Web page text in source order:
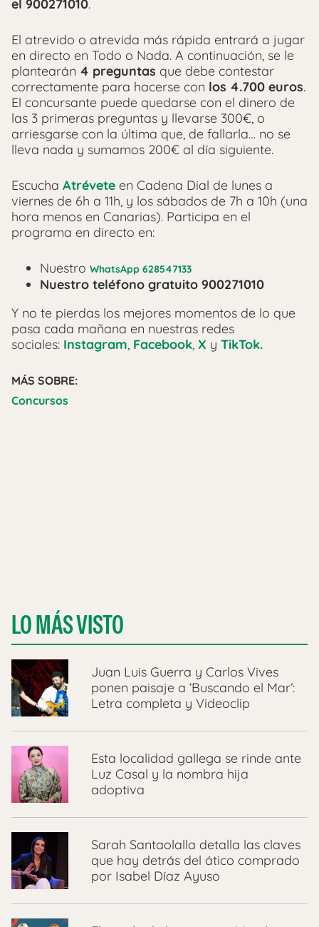
el 900271010.
El atrevido o atrevida más rápida entrará a jugar
en directo en Todo o Nada. A continuación, se le
plantearán 4 preguntas que debe contestar
correctamente para hacerse con los 4.700 euros.
El concursante puede quedarse con el dinero de
las 3 primeras preguntas y llevarse 300€, o
arriesgarse con la última que, de fallarla… no se
lleva nada y sumamos 200€ al día siguiente.
Escucha Atrévete en Cadena Dial de lunes a
viernes de 6h a 11h, y los sábados de 7h a 10h (una
hora menos en Canarias). Participa en el
programa en directo en:
Nuestro WhatsApp 628547133
Nuestro teléfono gratuito 900271010
Y no te pierdas los mejores momentos de lo que
pasa cada mañana en nuestras redes
sociales: Instagram, Facebook, X y TikTok.
MÁS SOBRE:
Concursos
LO MÁS VISTO
Juan Luis Guerra y Carlos Vives
ponen paisaje a ‘Buscando el Mar’:
Letra completa y Videoclip
Esta localidad gallega se rinde ante
Luz Casal y la nombra hija
adoptiva
Sarah Santaolalla detalla las claves
que hay detrás del ático comprado
por Isabel Díaz Ayuso